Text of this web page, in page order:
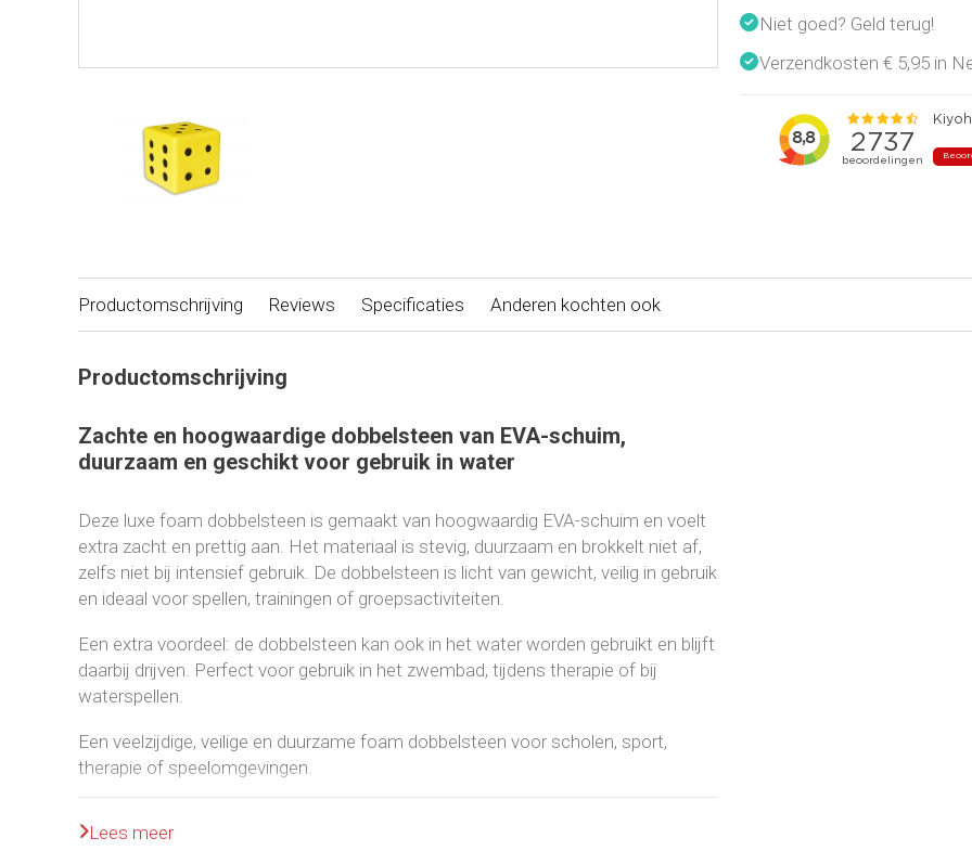
Niet goed? Geld terug!
Verzendkosten € 5,95 in
Productomschrijving Reviews Specificaties Anderen kochten ook
Productomschrijving
Zachte en hoogwaardige dobbelsteen van EVA-schuim,
duurzaam en geschikt voor gebruik in water
Deze luxe foam dobbelsteen is gemaakt van hoogwaardig EVA-schuim en voelt
extra zacht en prettig aan. Het materiaal is stevig, duurzaam en brokkelt niet af,
zelfs niet bij intensief gebruik. De dobbelsteen is licht van gewicht, veilig in gebruik
en ideaal voor spellen, trainingen of groepsactiviteiten.
Een extra voordeel: de dobbelsteen kan ook in het water worden gebruikt en blijft
daarbij drijven. Perfect voor gebruik in het zwembad, tijdens therapie of bij
waterspellen.
Een veelzijdige, veilige en duurzame foam dobbelsteen voor scholen, sport,
therapie of speelomgevingen.
Lees meer